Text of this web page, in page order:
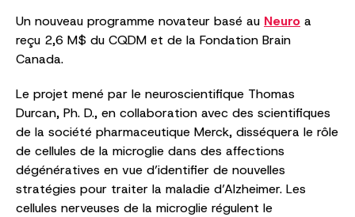
Un nouveau programme novateur basé au Neuro a
reçu 2,6 M$ du CQDM et de la Fondation Brain
Canada.
Le projet mené par le neuroscientifique Thomas
Durcan, Ph. D., en collaboration avec des scientifiques
de la société pharmaceutique Merck, disséquera le rôle
de cellules de la microglie dans des affections
dégénératives en vue d’identifier de nouvelles
stratégies pour traiter la maladie d’Alzheimer. Les
cellules nerveuses de la microglie régulent le